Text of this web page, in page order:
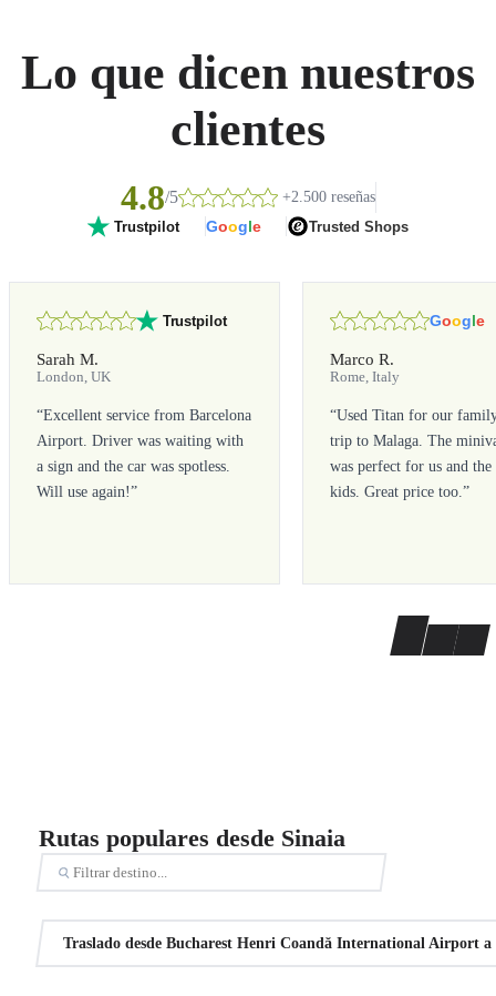
Lo que dicen nuestros
clientes
4.8/5 +2.500 reseñas
Trustpilot Google Trusted Shops
Trustpilot
Sarah M.
London, UK
“Excellent service from Barcelona
Airport. Driver was waiting with
a sign and the car was spotless.
Will use again!”
Google
Marco R.
Rome, Italy
“Used Titan for our
trip to Malaga. The
was perfect for us and the
kids. Great price too.”
Rutas populares desde Sinaia
Traslado desde Bucharest Henri Coandă International Airport a